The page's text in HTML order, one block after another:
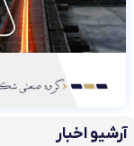
آرشیو اخبار